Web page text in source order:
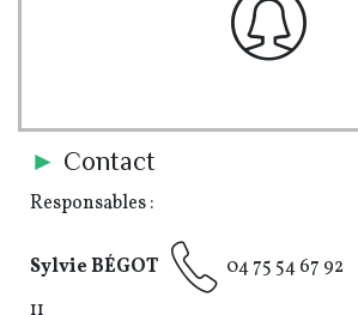
► Contact
Responsables :
Sylvie BÉGOT 04 75 54 67 92